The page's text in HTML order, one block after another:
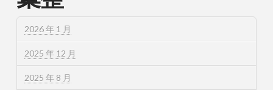
2026 年 1 月
2025 年 12 月
2025 年 8 月